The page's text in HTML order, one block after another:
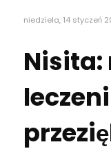
niedziela, 14 styczeń
Nisita: